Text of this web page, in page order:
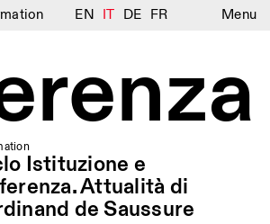
EN IT DE FR Menu
Istituzione e
Attualità di
de Saussure